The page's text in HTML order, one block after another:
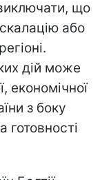
що
або
дій може
економічної
з боку
готовності